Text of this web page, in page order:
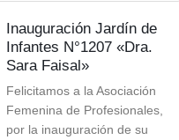
Inauguración Jardín de
Infantes N°1207 «Dra.
Sara Faisal»
Felicitamos a la Asociación
Femenina de Profesionales,
por la inauguración de su